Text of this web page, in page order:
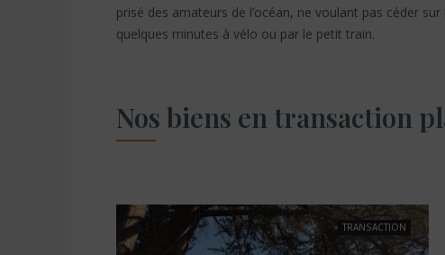
prisé des amateurs de l’océan, ne voulant pas céder
quelques minutes à vélo ou par le petit train.
Nos biens en transaction
TRANSACTION